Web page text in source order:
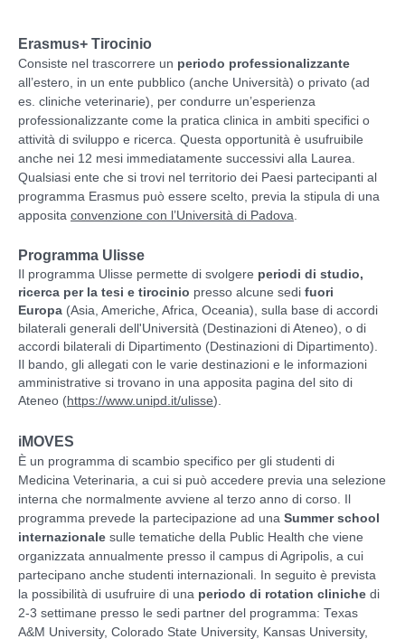
Erasmus+ Tirocinio
Consiste nel trascorrere un periodo professionalizzante
all’estero, in un ente pubblico (anche Università) o privato (ad
es. cliniche veterinarie), per condurre un’esperienza
professionalizzante come la pratica clinica in ambiti specifici o
attività di sviluppo e ricerca. Questa opportunità è usufruibile
anche nei 12 mesi immediatamente successivi alla Laurea.
Qualsiasi ente che si trovi nel territorio dei Paesi partecipanti al
programma Erasmus può essere scelto, previa la stipula di una
apposita convenzione con l’Università di Padova
Programma Ulisse
Il programma Ulisse permette di svolgere periodi di studio,
ricerca per la tesi e tirocinio presso alcune sedi fuori
Europa (Asia, Americhe, Africa, Oceania), sulla base di accordi
bilaterali generali dell'Università (Destinazioni di Ateneo), o di
accordi bilaterali di Dipartimento (Destinazioni di Dipartimento).
Il bando, gli allegati con le varie destinazioni e le informazioni
amministrative si trovano in una apposita pagina del sito di
Ateneo (https://www.unipd.it/ulisse).
iMOVES
È un programma di scambio specifico per gli studenti di
Medicina Veterinaria, a cui si può accedere previa una selezione
interna che normalmente avviene al terzo anno di corso. Il
programma prevede la partecipazione ad una Summer school
internazionale sulle tematiche della Public Health che viene
organizzata annualmente presso il campus di Agripolis, a cui
partecipano anche studenti internazionali. In seguito è prevista
la possibilità di usufruire di una periodo di rotation cliniche di
2-3 settimane presso le sedi partner del programma: Texas
A&M University, Colorado State University, Kansas University,